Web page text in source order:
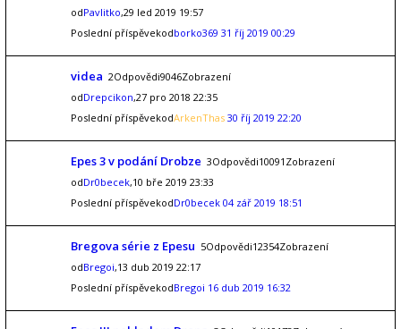
odPavlitko,29 led 2019 19:57
Poslední příspěvekodborko369 31 říj 2019 00:29
videa 2Odpovědi9046Zobrazení
odDrepcikon,27 pro 2018 22:35
Poslední příspěvekodArkenThas 30 říj 2019 22:20
Epes 3 v podání Drobze 3Odpovědi10091Zobrazení
odDr0becek,10 bře 2019 23:33
Poslední příspěvekodDr0becek 04 zář 2019 18:51
Bregova série z Epesu 5Odpovědi12354Zobrazení
odBregoi,13 dub 2019 22:17
Poslední příspěvekodBregoi 16 dub 2019 16:32